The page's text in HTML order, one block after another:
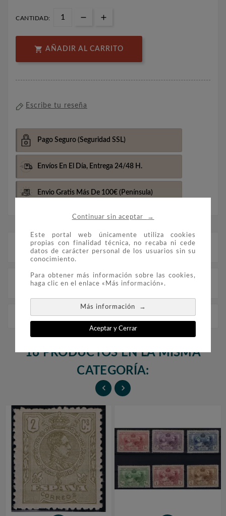
Continuar sin aceptar →
Este portal web únicamente utiliza cookies
propias con finalidad técnica, no recaba ni cede
datos de carácter personal de los usuarios sin su
conocimiento.
Para obtener más información sobre las cookies,
haga clic en el enlace «Más información».
Más información →
Aceptar y Cerrar
CANTIDAD:
 AÑADIR AL CARRITO
Escribe tu reseña
Pago Seguro (Seguridad SSL)
Envíos En El Día, Entrega 24/48 H.
Envio Gratis Más De 100€ (Península)
Descripción
Detalles del producto
0559/65 Colon II AE. (Bloque de 4)
16 PRODUCTOS EN LA MISMA
CATEGORÍA:
 